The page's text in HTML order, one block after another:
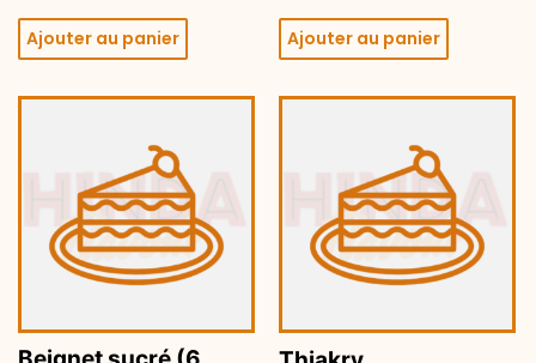
Ajouter au panier Ajouter au panier